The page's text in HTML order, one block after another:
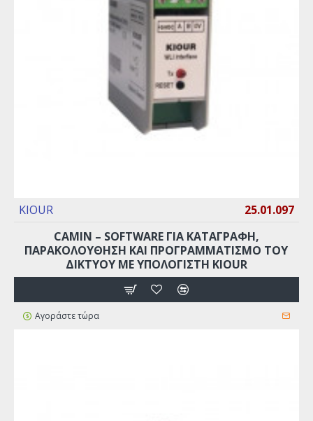
KIOUR
25.01.097
CAMIN – SOFTWARE ΓΙΑ ΚΑΤΑΓΡΑΦΗ,
ΠΑΡΑΚΟΛΟΥΘΗΣΗ ΚΑΙ ΠΡΟΓΡΑΜΜΑΤΙΣΜΟ ΤΟΥ
ΔΙΚΤΥΟΥ ΜΕ ΥΠΟΛΟΓΙΣΤΗ KIOUR
Αγοράστε τώρα